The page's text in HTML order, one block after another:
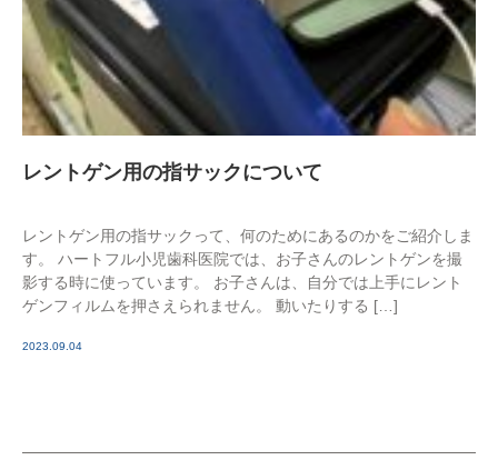
レントゲン用の指サックについて
レントゲン用の指サックって、何のためにあるのかをご紹介しま
す。 ハートフル小児歯科医院では、お子さんのレントゲンを撮
影する時に使っています。 お子さんは、自分では上手にレント
ゲンフィルムを押さえられません。 動いたりする […]
2023.09.04